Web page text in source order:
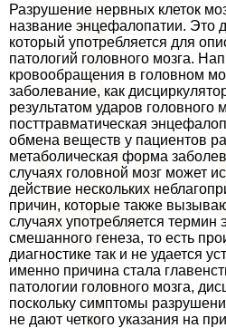
Разрушение нервных клеток
название энцефалопатии. Это
который употрeбляется для
патологий головного мозга.
кровообращения в головном
заболевание, как
результатом ударов головного
посттравматическая
обмена веществ у пациентов
метаболическая форма
случаях головной мозг может
действие нескольких
причин, которые также
случаях употрeбляется термин
смешанного генеза, то есть
диагностике так и не удается
именно причина стала
патологии головного мозга,
поскольку симптомы
не дают четкого указания на